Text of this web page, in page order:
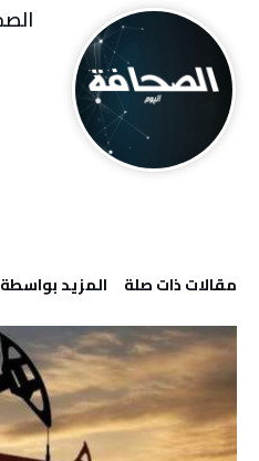
‫مقالات ذات صلة‬ ‫‫المزيد بواسطة‬ ‬ ‭ ‬الصحافة‭ ‬اليوم